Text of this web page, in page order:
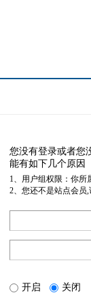
您没有登录或者您
能有如下几个原因
1、用户组权限：你所
2、您还不是站点会员
开启 关闭